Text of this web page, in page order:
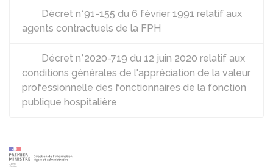
Décret n°91-155 du 6 février 1991 relatif aux
agents contractuels de la FPH
Décret n°2020-719 du 12 juin 2020 relatif aux
conditions générales de l'appréciation de la valeur
professionnelle des fonctionnaires de la fonction
publique hospitalière